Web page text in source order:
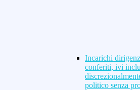
Incarichi
conferiti, ivi
politico senza